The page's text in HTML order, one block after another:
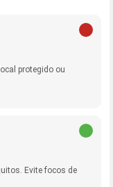
protegido ou
Evite focos de